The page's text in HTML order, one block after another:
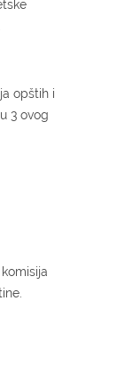
opštih i
3 ovog